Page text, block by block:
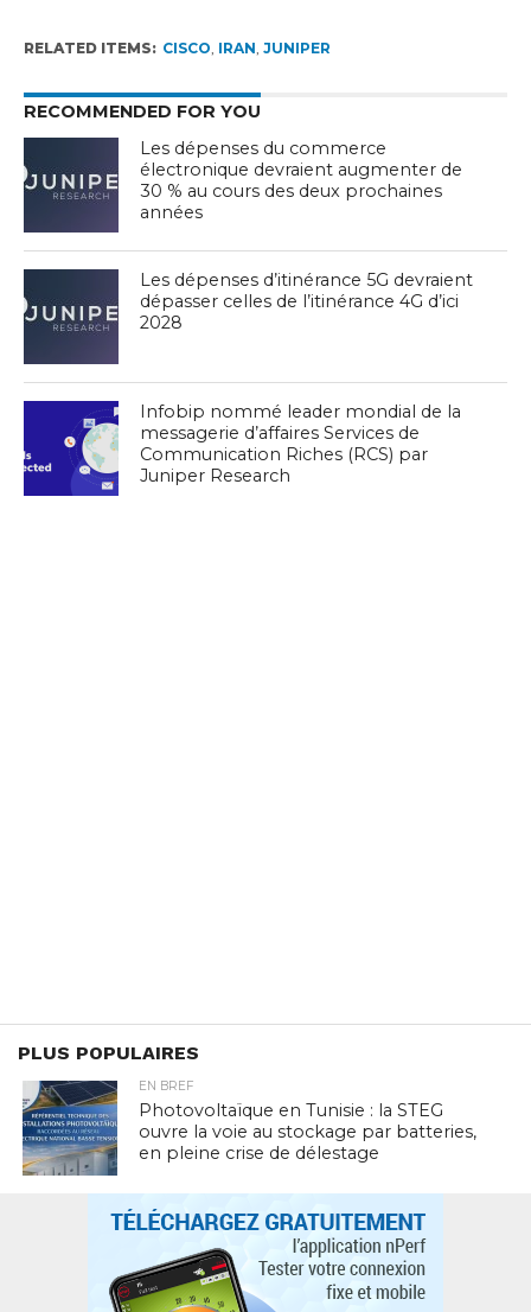
RELATED ITEMS: CISCO, IRAN, JUNIPER
RECOMMENDED FOR YOU
Les dépenses du commerce
électronique devraient augmenter de
30 % au cours des deux prochaines
années
Les dépenses d’itinérance 5G devraient
dépasser celles de l’itinérance 4G d’ici
2028
Infobip nommé leader mondial de la
messagerie d’affaires Services de
Communication Riches (RCS) par
Juniper Research
PLUS POPULAIRES
EN BREF
Photovoltaïque en Tunisie : la STEG
ouvre la voie au stockage par batteries,
en pleine crise de délestage